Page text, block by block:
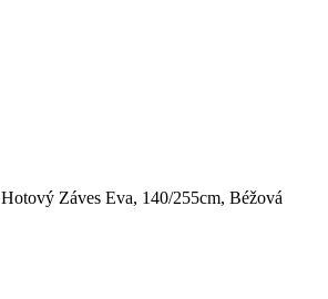
Hotový Záves Eva, 140/255cm, Béžová